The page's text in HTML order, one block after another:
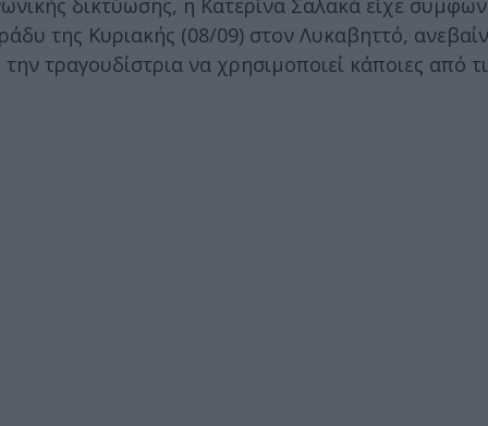
δικτύωσης, η Κατερίνα Σαλακά είχε
της Κυριακής (08/09) στον Λυκαβηττό,
τραγουδίστρια να χρησιμοποιεί κάποιες από